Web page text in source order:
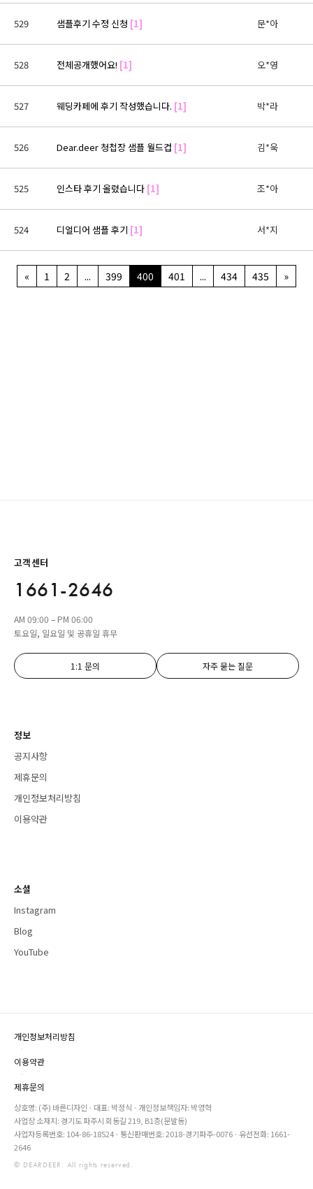
529 샘플후기 수정 신청 [1] 문*아
528 전체공개했어요! [1] 오*영
527 웨딩카페에 후기 작성했습니다. [1] 박*라
526 Dear.deer 청첩장 샘플 월드컵 [1] 김*욱
525 인스타 후기 올렸습니다 [1] 조*아
524 디얼디어 샘플 후기 [1] 서*지
« 1 2 ... 399 400 401 ... 434 435 »
고객센터
1661-2646
AM 09:00 – PM 06:00
토요일, 일요일 및 공휴일 휴무
1:1 문의 자주 묻는 질문
정보
공지사항
제휴문의
개인정보처리방침
이용약관
소셜
Instagram
Blog
YouTube
개인정보처리방침
·
이용약관
·
제휴문의
상호명: (주) 바른디자인 · 대표: 박정식 · 개인정보책임자: 박영혁
사업장 소재지: 경기도 파주시 회동길 219, B1층(문발동)
사업자등록번호: 104-86-18524 · 통신판매번호: 2018-경기파주-0076 · 유선전화: 1661-
2646
© DEARDEER. All rights reserved.